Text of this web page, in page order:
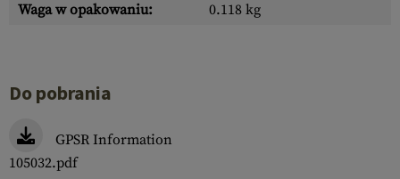
Waga w opakowaniu:
0.118 kg
Do pobrania
GPSR Information
105032.pdf